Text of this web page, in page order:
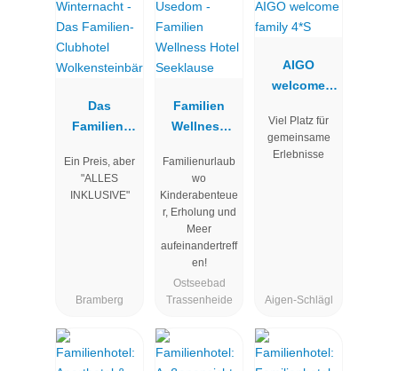
Das
Familien-
Wolkenstein
Ein Preis, aber
"ALLES
INKLUSIVE"
Bramberg
Familien
Wellness
Seeklause
Familienurlaub
wo
Kinderabenteue
r, Erholung und
Meer
aufeinandertreff
en!
Ostseebad
Trassenheide
AIGO
welcome
Viel Platz für
gemeinsame
Erlebnisse
Aigen-Schlägl